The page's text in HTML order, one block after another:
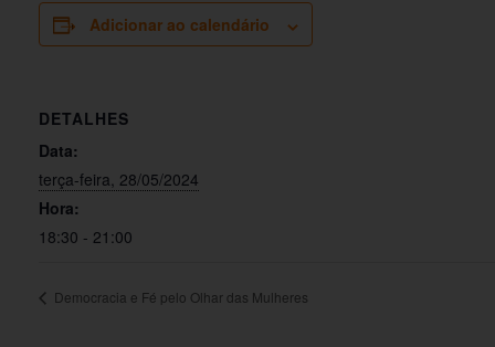
Adicionar ao calendário
DETALHES
Data:
terça-feira, 28/05/2024
Hora:
18:30 - 21:00
Democracia e Fé pelo Olhar das Mulheres